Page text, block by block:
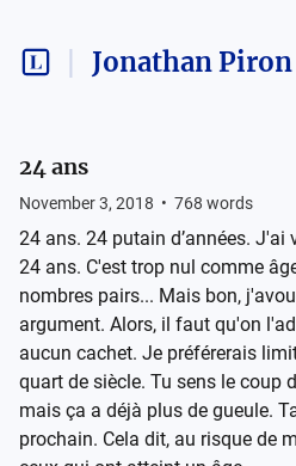
Jonathan Piron
24 ans
November 3, 2018 • 768 words
24 ans. 24 putain d’années.
24 ans. C'est trop nul comme
nombres pairs... Mais bon,
argument. Alors, il faut qu'on
aucun cachet. Je préférerais
quart de siècle. Tu sens le coup
mais ça a déjà plus de gueule.
prochain. Cela dit, au risque de